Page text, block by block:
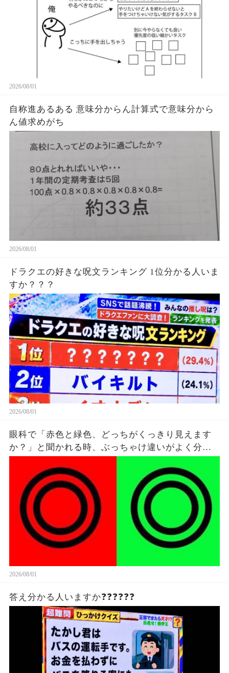
2026/08/01
自称進あるある 意味分からん計算式で意味分から
ん値求めがち
2026/08/01
ドラクエの好きな呪文ランキング 1位分かる人いま
すか？？？
2026/08/01
眼科で「赤色と緑色、どっちがくっきり見えます
か？」と聞かれる時、ぶっちゃけ違いがよく分か
2026/08/01
答え分かる人いますか❓❓❓❓❓❓